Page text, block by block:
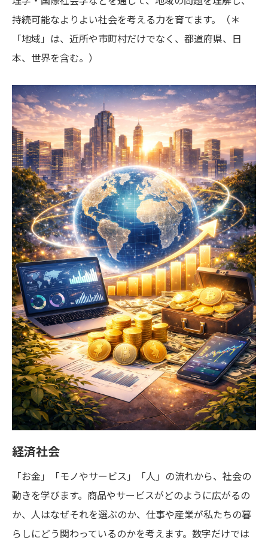
持続可能なよりよい社会を考える力を育てます。（＊
「地域」は、近所や市町村だけでなく、都道府県、日
本、世界を含む。）
経済社会
「お金」「モノやサービス」「人」の流れから、社会の
動きを学びます。商品やサービスがどのように広がるの
か、人はなぜそれを選ぶのか、仕事や産業が私たちの暮
らしにどう関わっているのかを考えます。数字だけでは